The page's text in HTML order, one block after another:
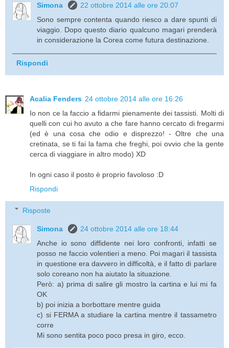
Simona
22 ottobre 2014 alle ore 20:07
Sono sempre contenta quando riesco a dare spunti di
viaggio. Dopo questo diario qualcuno magari prenderà
in considerazione la Corea come futura destinazione.
Rispondi
Acalia Fenders 24 ottobre 2014 alle ore 16:26
Io non ce la faccio a fidarmi pienamente dei tassisti. Molti di
quelli con cui ho avuto a che fare hanno cercato di fregarmi
(ed è una cosa che odio e disprezzo! - Oltre che una
cretinata, se ti fai la fama che freghi, poi ovvio che la gente
cerca di viaggiare in altro modo) XD
In ogni caso il posto è proprio favoloso :D
Rispondi
Risposte
Simona
24 ottobre 2014 alle ore 18:44
Anche io sono diffidente nei loro confronti, infatti se
posso ne faccio volentieri a meno. Poi magari il tassista
in questione era davvero in difficoltà, e il fatto di parlare
solo coreano non ha aiutato la situazione.
Però: a) prima di salire gli mostro la cartina e lui mi fa
OK
b) poi inizia a borbottare mentre guida
c) si FERMA a studiare la cartina mentre il tassametro
corre
Mi sono sentita poco poco presa in giro, ecco.